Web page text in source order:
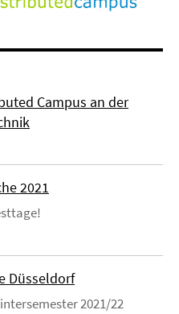
Campus an der
2021
Düsseldorf
2021/22